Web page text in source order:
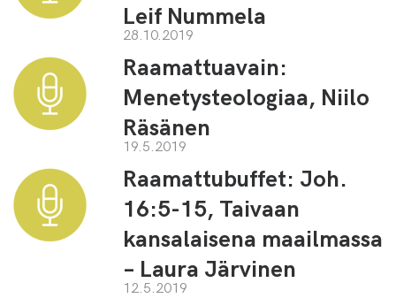
Leif Nummela
28.10.2019
Raamattuavain:
Menetysteologiaa, Niilo
Räsänen
19.5.2019
Raamattubuffet: Joh.
16:5-15, Taivaan
kansalaisena maailmassa
– Laura Järvinen
12.5.2019